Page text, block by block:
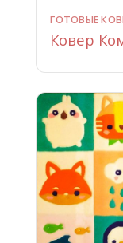
ГОТОВЫЕ
Ковер